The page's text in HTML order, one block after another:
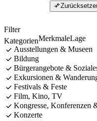
Filter
KategorienMerkmaleLage
Ausstellungen & Museen
Bildung
Bürgerangebote &
Exkursionen &
Festivals & Feste
Film, Kino, TV
Kongresse, Konferenzen
Konzerte